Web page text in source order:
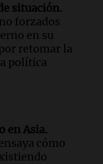
situación.
forzados
en su
retomar la
política
en Asia.
cómo